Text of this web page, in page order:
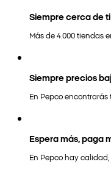
Siempre cerca de ti
Más de 4.000 tiendas
Siempre precios
En Pepco encontrarás
Espera más, paga
En Pepco hay